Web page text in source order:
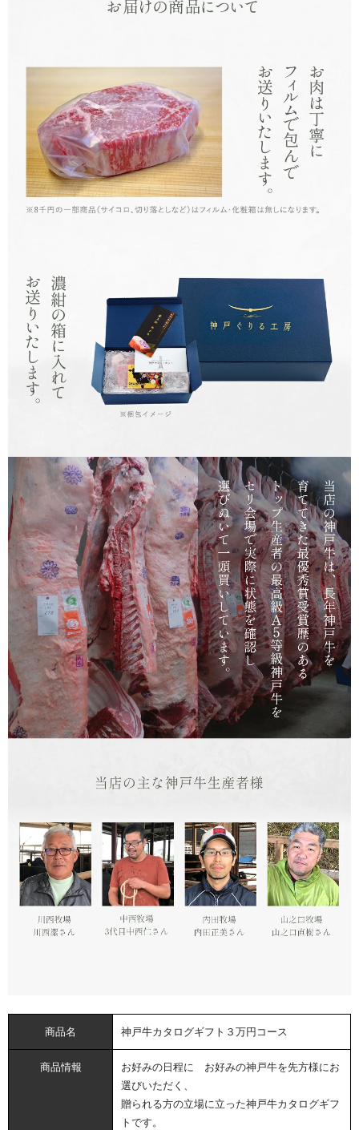
商品名 神戸牛カタログギフト３万円コース
商品情報
お好みの日程に お好みの神戸牛を先方様にお
選びいただく、
贈られる方の立場に立った神戸牛カタログギフ
トです。